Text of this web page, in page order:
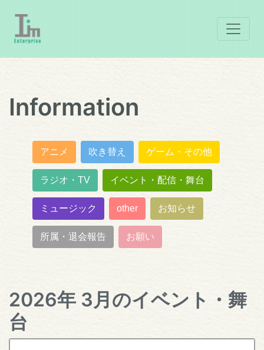
Information
アニメ 吹き替え ゲーム・その他
ラジオ・TV イベント・配信・舞台
ミュージック other お知らせ
所属・退会報告 お願い
2026年 3月のイベント・舞
台